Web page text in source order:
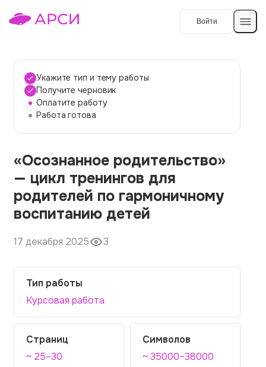
Войти
Темы работ
О сервисе
О компании
Наши гарантии
Порядок оплаты
Контакты
Укажите тип и тему работы
Получите черновик
Оплатите работу
Работа готова
«Осознанное родительство»
— цикл тренингов для
родителей по гармоничному
воспитанию детей
17 декабря 2025 3
Тип работы
Курсовая работа
Страниц
~ 25–30
Символов
~ 35000–38000